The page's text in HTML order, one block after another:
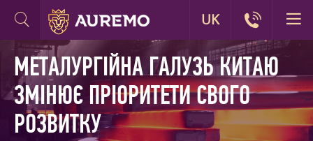
МЕТАЛУРГІЙНА ГАЛУЗЬ КИТАЮ
ЗМІНЮЄ ПРІОРИТЕТИ СВОГО
РОЗВИТКУ
UK